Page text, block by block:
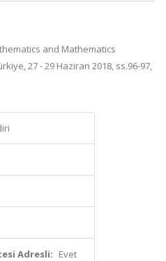
and Mathematics
27 - 29 Haziran 2018, ss.96-97,
Adresli: Evet